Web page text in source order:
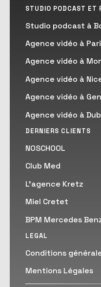
STUDIO PODCAST ET
Studio podcast à
Agence vidéo à
Agence vidéo à
Agence vidéo à
Agence vidéo à
Agence vidéo à
DERNIERS CLIENTS
NOSCHOOL
Club Med
L'agence Kretz
Miel Cretet
BPM Mercedes
LEGAL
Conditions
Mentions Légales